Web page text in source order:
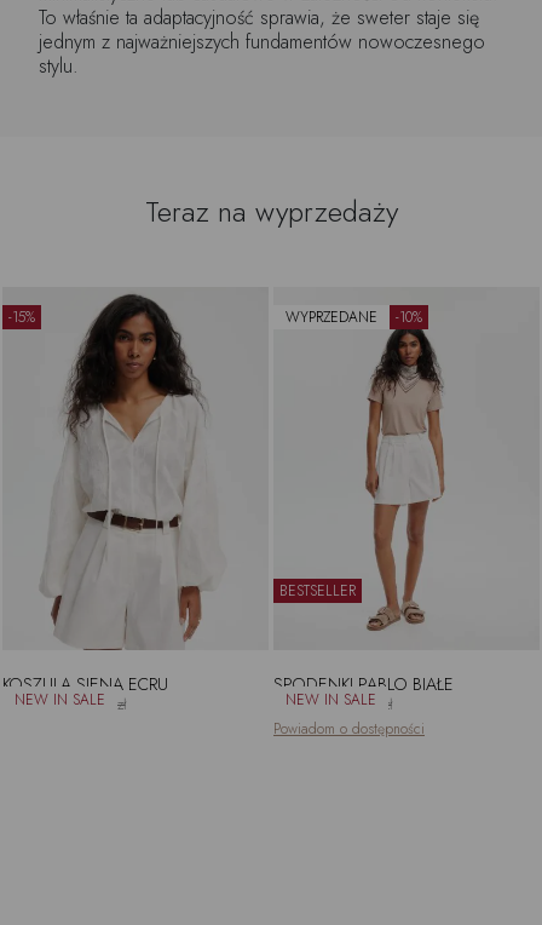
To właśnie ta adaptacyjność sprawia, że sweter staje się
jednym z najważniejszych fundamentów nowoczesnego
stylu.
Teraz na wyprzedaży
KOSZULA SIENA ECRU
361.25zł 425.00zł
-15%
BESTSELLER
SPODENKI PABLO BIAŁE
404.10zł
449.00zł
Powiadom o dostępności
WYPRZEDANE -10%